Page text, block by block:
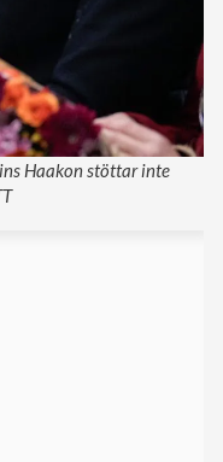
Haakon stöttar inte